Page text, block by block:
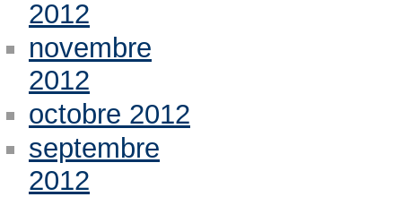
2012
novembre
2012
octobre 2012
septembre
2012